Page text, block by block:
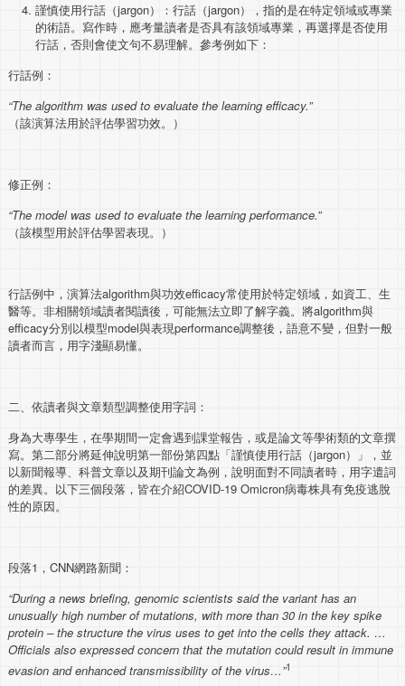
謹慎使用行話（jargon）：行話（jargon），指的是在特定領域或專業
的術語。寫作時，應考量讀者是否具有該領域專業，再選擇是否使用
行話，否則會使文句不易理解。參考例如下：
行話例：
“Thealgorithm was used to evaluate the learning efficacy.”
（該演算法用於評估學習功效。）
修正例：
“The model was used to evaluate the learning performance.”
（該模型用於評估學習表現。）
行話例中，演算法algorithm與功效efficacy常使用於特定領域，如資工、生
醫等。非相關領域讀者閱讀後，可能無法立即了解字義。將algorithm與
efficacy分別以模型model與表現performance調整後，語意不變，但對一般
讀者而言，用字淺顯易懂。
二、依讀者與文章類型調整使用字詞：
身為大專學生，在學期間一定會遇到課堂報告，或是論文等學術類的文章撰
寫。第二部分將延伸說明第一部份第四點「謹慎使用行話（jargon）」，並
以新聞報導、科普文章以及期刊論文為例，說明面對不同讀者時，用字遣詞
的差異。以下三個段落，皆在介紹COVID-19 Omicron病毒株具有免疫逃脫
性的原因。
段落1，CNN網路新聞：
“During a news briefing, genomic scientists said the variant has an
unusually high number of mutations, with more than 30 in the key spike
protein – the structure the virus uses to get into the cells they attack. …
Officials also expressed concern that the mutation could result in immune
evasion and enhanced transmissibility of the virus…”1